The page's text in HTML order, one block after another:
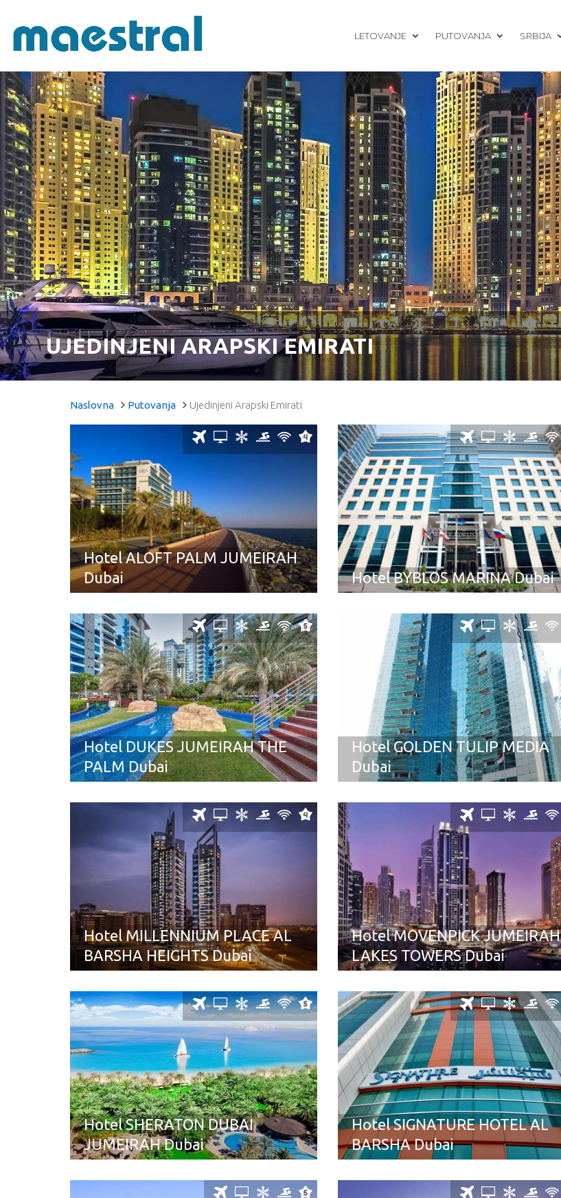
LETOVANJE PUTOVANJA SRBIJA
UJEDINJENI ARAPSKI EMIRATI
Naslovna Putovanja Ujedinjeni Arapski Emirati
Hotel ALOFT PALM JUMEIRAH
Dubai
Hotel BYBLOS MARINA Dubai
Hotel DUKES JUMEIRAH THE
PALM Dubai
Hotel GOLDEN TULIP MEDIA
Dubai
Hotel MILLENNIUM PLACE AL
BARSHA HEIGHTS Dubai
Hotel MOVENPICK JUMEIRAH
LAKES TOWERS Dubai
Hotel SHERATON DUBAI
JUMEIRAH Dubai
Hotel SIGNATURE HOTEL AL
BARSHA Dubai